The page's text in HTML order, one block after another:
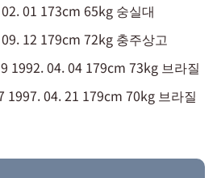
01 173cm 65kg 숭실대
12 179cm 72kg 충주상고
1992. 04. 04 179cm 73kg 브라질
1997. 04. 21 179cm 70kg 브라질